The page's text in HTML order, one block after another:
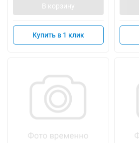
В корзину
Купить в 1 клик